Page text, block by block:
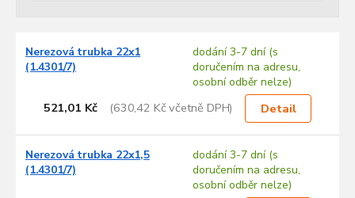
Nerezová trubka 22x1
(1.4301/7)
dodání 3-7 dní (s
doručením na adresu,
osobní odběr nelze)
521,01 Kč (630,42 Kč včetně DPH) Detail
Nerezová trubka 22x1,5
(1.4301/7)
dodání 3-7 dní (s
doručením na adresu,
osobní odběr nelze)